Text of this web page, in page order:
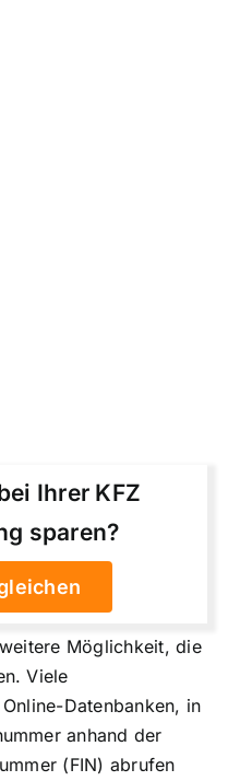
Ihrer KFZ
sparen?
Möglichkeit, die
Viele
Datenbanken, in
anhand der
(FIN) abrufen